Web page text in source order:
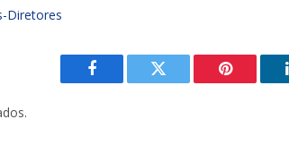
Diretores
Facebook Twitter Pinterest